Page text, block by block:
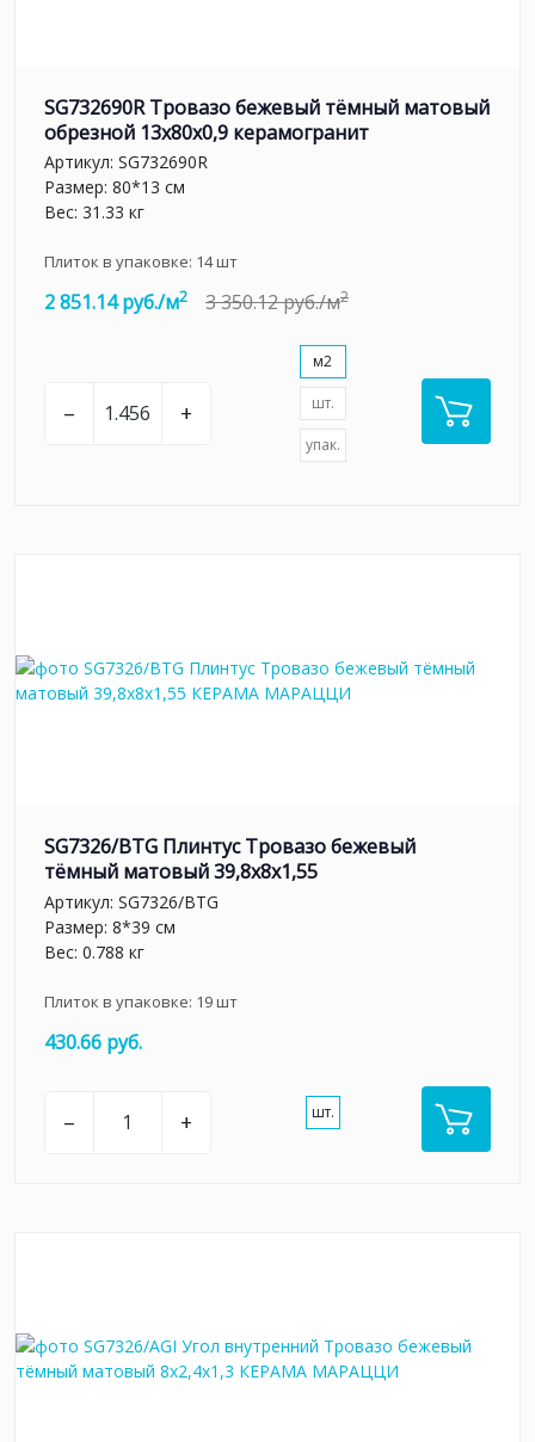
SG732690R Тровазо бежевый тёмный матовый
обрезной 13x80x0,9 керамогранит
Артикул: SG732690R
Размер: 80*13 см
Вес: 31.33 кг
Плиток в упаковке: 14шт
2 851.14 руб./м2 3 350.12 руб./м2
– +
м2
шт.
упак.
SG7326/BTG Плинтус Тровазо бежевый
тёмный матовый 39,8x8x1,55
Артикул: SG7326/BTG
Размер: 8*39 см
Вес: 0.788 кг
Плиток в упаковке: 19шт
430.66 руб.
– + шт.